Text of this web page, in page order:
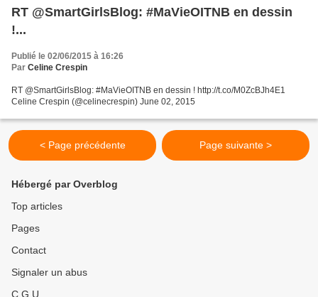
RT @SmartGirlsBlog: #MaVieOITNB en dessin
!...
Publié le 02/06/2015 à 16:26
Par Celine Crespin
RT @SmartGirlsBlog: #MaVieOITNB en dessin ! http://t.co/M0ZcBJh4E1
Celine Crespin (@celinecrespin) June 02, 2015
< Page précédente Page suivante >
Hébergé par Overblog
Top articles
Pages
Contact
Signaler un abus
C.G.U.